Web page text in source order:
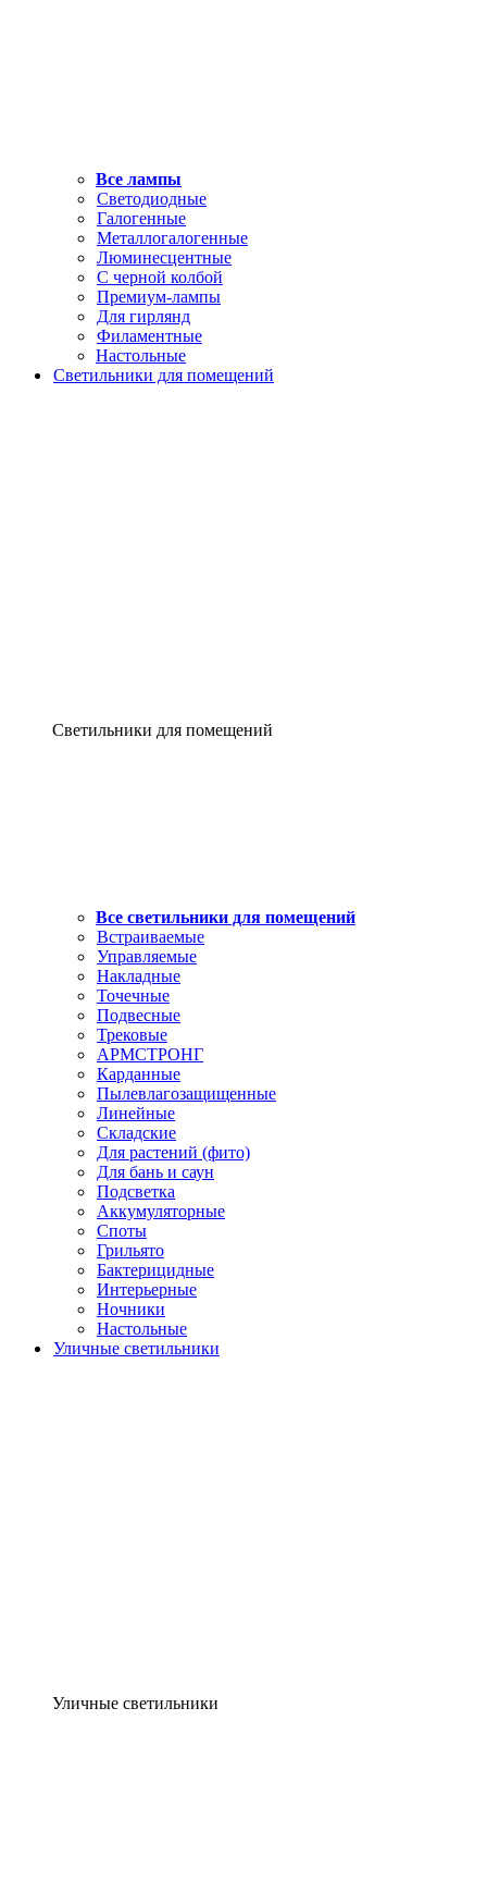
Все лампы
Светодиодные
Галогенные
Металлогалогенные
Люминесцентные
С черной колбой
Премиум-лампы
Для гирлянд
Филаментные
Настольные
Светильники для помещений
Светильники для помещений
Все светильники для помещений
Встраиваемые
Управляемые
Накладные
Точечные
Подвесные
Трековые
АРМСТРОНГ
Карданные
Пылевлагозащищенные
Линейные
Складские
Для растений (фито)
Для бань и саун
Подсветка
Аккумуляторные
Споты
Грильято
Бактерицидные
Интерьерные
Ночники
Настольные
Уличные светильники
Уличные светильники